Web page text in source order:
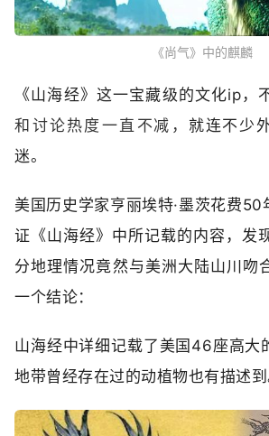
《尚气》中的麒麟
《山海经》这一宝藏级的文化ip，
和‬讨论‬热度‬一直‬不减‬， 就连不少
迷。
美国历史学家亨丽埃特·墨茨花费50
证《山海经》中所记载的内容，发
分地理情况竟然与美洲大陆山川吻
一个结论：
山海经中详细记载了美国46座高大
地带曾经存在过的动植物也有描述到